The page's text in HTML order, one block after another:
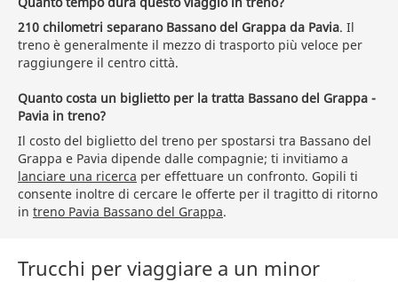
210 chilometri separano Bassano del Grappa da Pavia. Il
treno è generalmente il mezzo di trasporto più veloce per
raggiungere il centro città.
Quanto costa un biglietto per la tratta Bassano del Grappa -
Pavia in treno?
Il costo del biglietto del treno per spostarsi tra Bassano del
Grappa e Pavia dipende dalle compagnie; ti invitiamo a
lanciare una ricerca per effettuare un confronto. Gopili ti
consente inoltre di cercare le offerte per il tragitto di ritorno
in treno Pavia Bassano del Grappa.
Trucchi per viaggiare a un minor